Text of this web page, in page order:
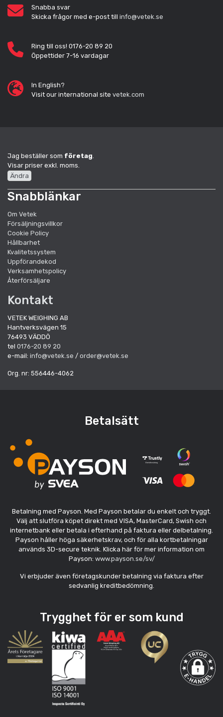
Snabba svar
Skicka frågor med e-post till info@vetek.se
Ring till oss! 0176-20 89 20
Öppettider 7-16 vardagar
In English?
Visit our international site vetek.com
Jag beställer som företag.
Visar priser exkl. moms.
Ändra
Snabblänkar
Om Vetek
Försäljningsvillkor
Cookie Policy
Hållbarhet
Kvalitetssystem
Uppförandekod
Verksamhetspolicy
Återförsäljare
Kontakt
VETEK WEIGHING AB
Hantverksvägen 15
76493 VÄDDÖ
tel 0176-20 89 20
e-mail: info@vetek.se / order@vetek.se
Org. nr: 556446-4062
Betalsätt
Betalning med Payson. Med Payson betalar du enkelt och tryggt.
Välj att slutföra köpet direkt med VISA, MasterCard, Swish och
internetbank eller betala i efterhand på faktura eller delbetalning.
Payson håller höga säkerhetskrav, och för alla kortbetalningar
används 3D-secure teknik. Klicka här för mer information om
Payson: www.payson.se/sv/
Vi erbjuder även företagskunder betalning via faktura efter
sedvanlig kreditbedömning.
Trygghet för er som kund